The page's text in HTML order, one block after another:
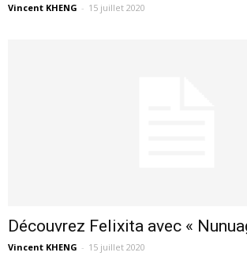
Vincent KHENG - 15 juillet 2020
Découvrez Felixita avec «
Vincent KHENG - 15 juillet 2020